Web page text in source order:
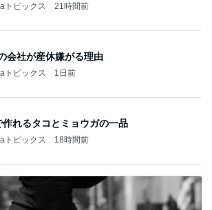
トピックス 21時間前
会社が産休嫌がる理由
トピックス 1日前
作れるタコとミョウガの一品
トピックス 18時間前